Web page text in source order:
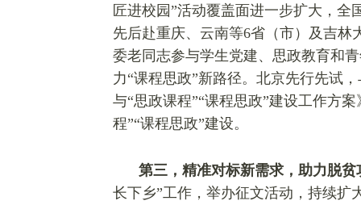
匠进校园”活动覆盖面进一步扩大，全
先后赴重庆、云南等6省（市）及吉林
委老同志参与学生党建、思政教育和
力“课程思政”新路径。北京先行先试
与“思政课程”“课程思政”建设工作方
程”“课程思政”建设。
第三，精准对标新需求，助力脱
长下乡”工作，举办征文活动，持续扩